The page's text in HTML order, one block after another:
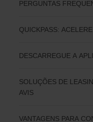
PERGUNTAS
QUICKPASS:
DESCARREGUE A
SOLUÇÕES DE
AVIS
VANTAGENS PARA